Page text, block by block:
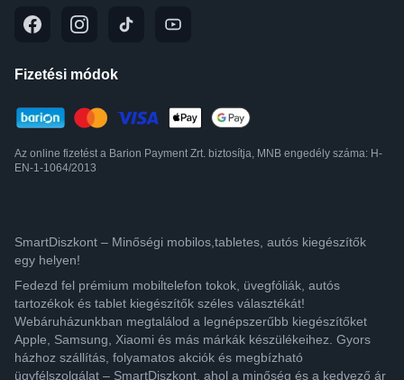
Fizetési módok
Az online fizetést a Barion Payment Zrt. biztosítja, MNB engedély száma: H-
EN-1-1064/2013
SmartDiszkont – Minőségi mobilos,tabletes, autós kiegészítők
egy helyen!
Fedezd fel prémium mobiltelefon tokok, üvegfóliák, autós
tartozékok és tablet kiegészítők széles választékát!
Webáruházunkban megtalálod a legnépszerűbb kiegészítőket
Apple, Samsung, Xiaomi és más márkák készülékeihez. Gyors
házhoz szállítás, folyamatos akciók és megbízható
ügyfélszolgálat – SmartDiszkont, ahol a minőség és a kedvező ár